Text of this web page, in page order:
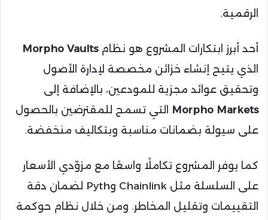
الرقمية.
أحد أبرز ابتكارات المشروع هو نظامMorpho Vaults
الذي يتيح إنشاء خزائن مخصصة لإدارة الأصول
وتحقيق عوائد مجزية للمودعين، بالإضافة إلى
Morpho Markets التي تسمح للمقترضين بالحصول
على سيولة بضمانات مناسبة وبتكاليف منخفضة.
كما يوفر المشروع تكاملًا واسعًا مع مزوّدي الأسعار
على السلسلة مثل Chainlink وPyth لضمان دقة
التقييمات وتقليل المخاطر. ومن خلال نظام حوكمة